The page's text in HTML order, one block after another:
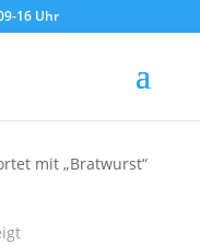
16 Uhr
mit „Bratwurst“
Nach